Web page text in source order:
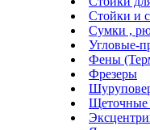
Стойки и
Сумки ,
Угловые-
Фены
Фрезеры